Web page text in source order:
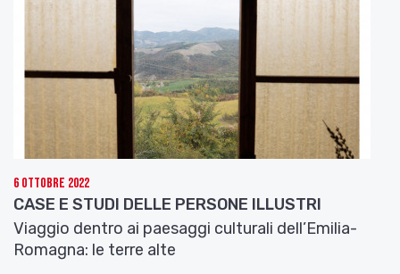
della Seconda guerra mondiale furono devastanti
– e chissà quante umane vicissitudini… e anche un
evento unico nella storia della musica e dell’arte
contemporanea.
Correva l’anno 1978. A Bologna ci leccavamo le
ferite di una stagione intensa e unica nella storia
del Novecento italiano, ben più creativa e
dirompente del ’68: il movimento del ’77 si era
disperso tra “riflusso” e disperazione, qualcuno
partiva per altri orizzonti e qualcun altro pensava a
far carriera in ritardo, l’eroina dilagava, la fornace
della “lotta armata” bruciava chi aveva fatto la
6 Ottobre 2022
CASE E STUDI DELLE PERSONE ILLUSTRI
Viaggio dentro ai paesaggi culturali dell’Emilia-
Romagna: le terre alte